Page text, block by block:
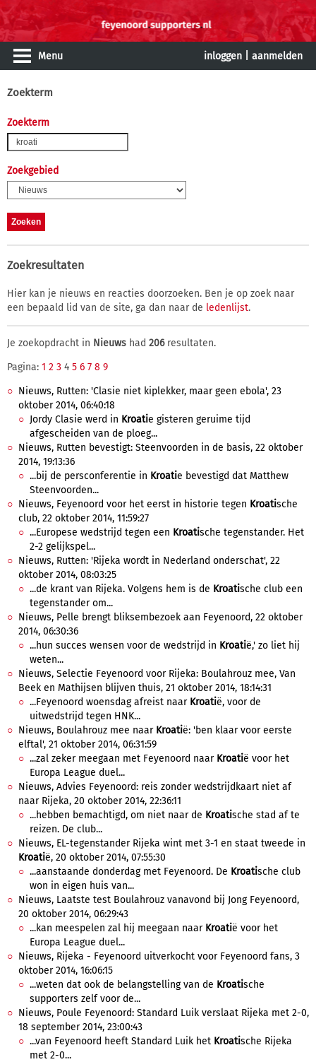
Menu inloggen aanmelden
Zoekterm
Zoekterm
Zoekgebied
Zoekresultaten
Hier kan je nieuws en reacties doorzoeken. Ben je op zoek naar
een bepaald lid van de site, ga dan naar de ledenlijst.
Je zoekopdracht in Nieuws had 206resultaten.
Pagina: 1 2 3 4 5 6 7 8 9
Nieuws, Rutten: 'Clasie niet kiplekker, maar geen ebola', 23
oktober 2014, 06:40:18
Jordy Clasie werd in Kroatie gisteren geruime tijd
afgescheiden van de ploeg...
Nieuws, Rutten bevestigt: Steenvoorden in de basis, 22 oktober
2014, 19:13:36
...bij de persconferentie in Kroatie bevestigd dat Matthew
Steenvoorden...
Nieuws, Feyenoord voor het eerst in historie tegen Kroatische
club, 22 oktober 2014, 11:59:27
...Europese wedstrijd tegen een Kroatische tegenstander. Het
2-2 gelijkspel...
Nieuws, Rutten: 'Rijeka wordt in Nederland onderschat', 22
oktober 2014, 08:03:25
...de krant van Rijeka. Volgens hem is de Kroatische club een
tegenstander om...
Nieuws, Pelle brengt bliksembezoek aan Feyenoord, 22 oktober
2014, 06:30:36
...hun succes wensen voor de wedstrijd in Kroatië,' zo liet hij
weten...
Nieuws, Selectie Feyenoord voor Rijeka: Boulahrouz mee, Van
Beek en Mathijsen blijven thuis, 21 oktober 2014, 18:14:31
...Feyenoord woensdag afreist naar Kroatië, voor de
uitwedstrijd tegen HNK...
Nieuws, Boulahrouz mee naar Kroatië: 'ben klaar voor eerste
elftal', 21 oktober 2014, 06:31:59
...zal zeker meegaan met Feyenoord naar Kroatië voor het
Europa League duel...
Nieuws, Advies Feyenoord: reis zonder wedstrijdkaart niet af
naar Rijeka, 20 oktober 2014, 22:36:11
...hebben bemachtigd, om niet naar de Kroatische stad af te
reizen. De club...
Nieuws, EL-tegenstander Rijeka wint met 3-1 en staat tweede in
Kroatië, 20 oktober 2014, 07:55:30
...aanstaande donderdag met Feyenoord. De Kroatische club
won in eigen huis van...
Nieuws, Laatste test Boulahrouz vanavond bij Jong Feyenoord,
20 oktober 2014, 06:29:43
...kan meespelen zal hij meegaan naar Kroatië voor het
Europa League duel...
Nieuws, Rijeka - Feyenoord uitverkocht voor Feyenoord fans, 3
oktober 2014, 16:06:15
...weten dat ook de belangstelling van de Kroatische
supporters zelf voor de...
Nieuws, Poule Feyenoord: Standard Luik verslaat Rijeka met 2-0,
18 september 2014, 23:00:43
...van Feyenoord heeft Standard Luik het Kroatische Rijeka
met 2-0...